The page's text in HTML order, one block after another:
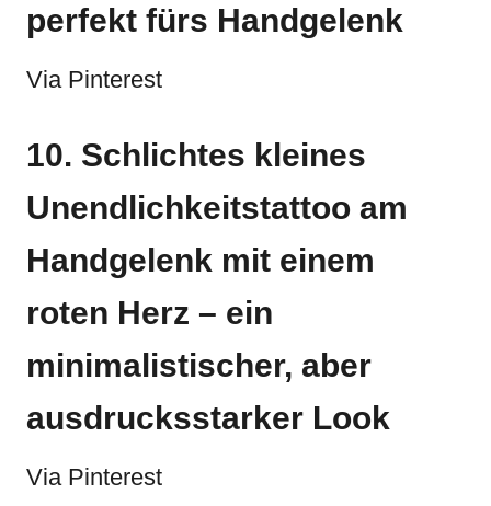
perfekt fürs Handgelenk
Via Pinterest
10. Schlichtes kleines
Unendlichkeitstattoo am
Handgelenk mit einem
roten Herz – ein
minimalistischer, aber
ausdrucksstarker Look
Via Pinterest